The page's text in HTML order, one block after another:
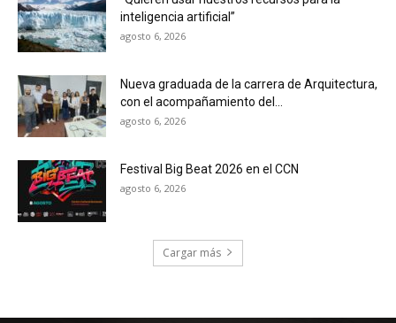
inteligencia artificial”
agosto 6, 2026
Nueva graduada de la carrera de Arquitectura,
con el acompañamiento del...
agosto 6, 2026
Festival Big Beat 2026 en el CCN
agosto 6, 2026
Cargar más